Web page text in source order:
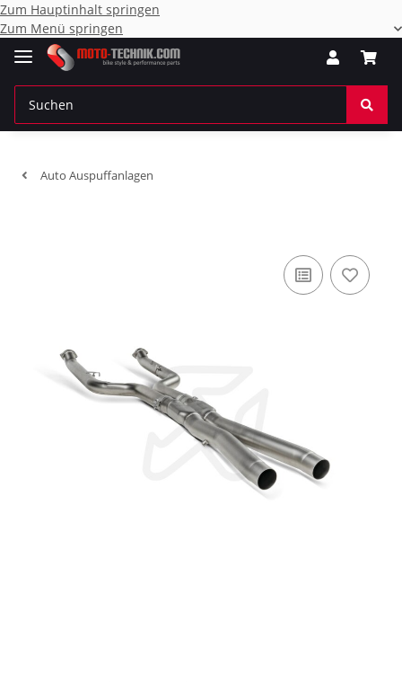
Zum Hauptinhalt springen
Zum Menü springen
Auto Auspuffanlagen